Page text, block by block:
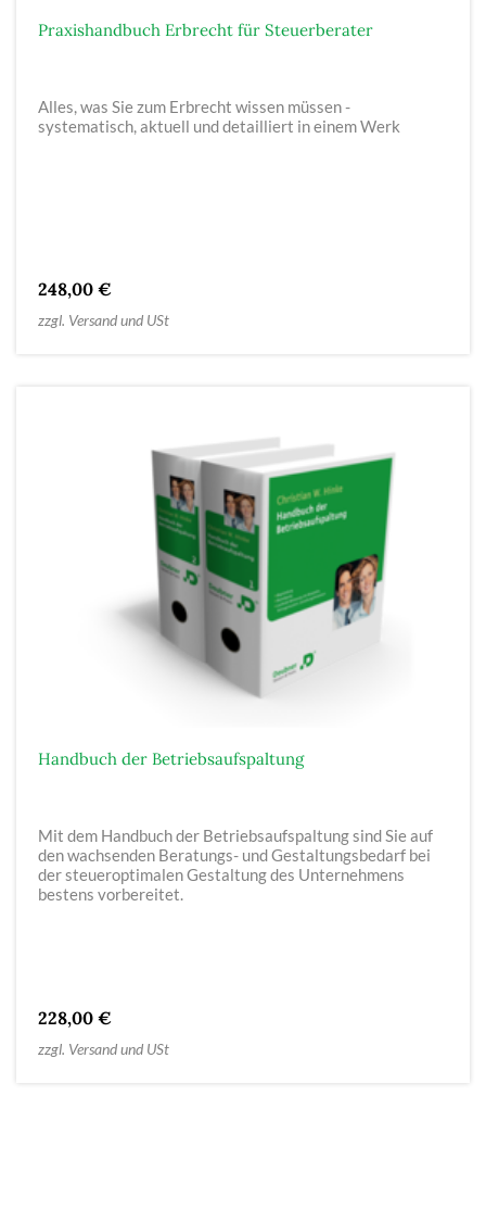
Praxishandbuch Erbrecht für Steuerberater
Alles, was Sie zum Erbrecht wissen müssen -
systematisch, aktuell und detailliert in einem Werk
248,00 €
zzgl. Versand und USt
Handbuch der Betriebsaufspaltung
Mit dem Handbuch der Betriebsaufspaltung sind Sie auf
den wachsenden Beratungs- und Gestaltungsbedarf bei
der steueroptimalen Gestaltung des Unternehmens
bestens vorbereitet.
228,00 €
zzgl. Versand und USt